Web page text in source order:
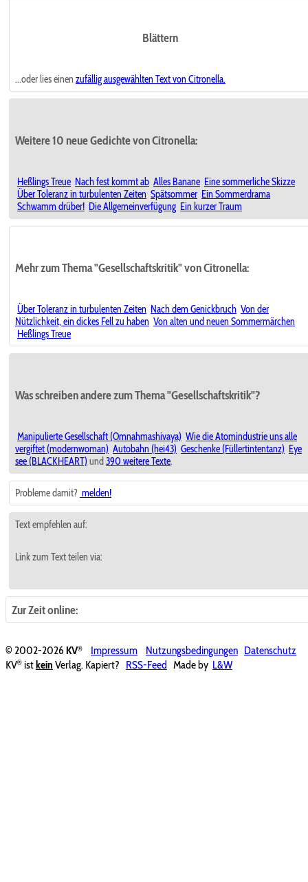
Blättern
...oder lies einen zufällig ausgewählten Text von Citronella.
Weitere 10 neue Gedichte von Citronella:
Heßlings Treue Nach fest kommt ab Alles Banane Eine sommerliche Skizze
Über Toleranz in turbulenten Zeiten Spätsommer Ein Sommerdrama
Schwamm drüber! Die Allgemeinverfügung Ein kurzer Traum
Mehr zum Thema "Gesellschaftskritik" von Citronella:
Über Toleranz in turbulenten Zeiten Nach dem Genickbruch Von der
Nützlichkeit, ein dickes Fell zu haben Von alten und neuen Sommermärchen
Heßlings Treue
Was schreiben andere zum Thema "Gesellschaftskritik"?
Manipulierte Gesellschaft (Omnahmashivaya) Wie die Atomindustrie uns alle
vergiftet (modernwoman) Autobahn (hei43) Geschenke (Füllertintentanz) Eye
see (BLACKHEART) und 390 weitere Texte.
Probleme damit? melden!
Text empfehlen auf:
Link zum Text teilen via:
Zur Zeit online:
© 2002-2026KV® Impressum Nutzungsbedingungen Datenschutz
KV® istkein Verlag. Kapiert? RSS-Feed Made by L&W